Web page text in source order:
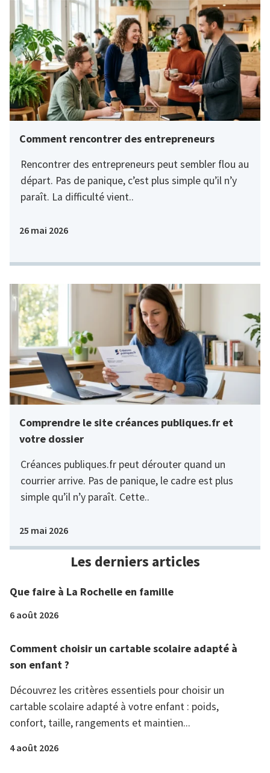
Comment rencontrer des entrepreneurs
Rencontrer des entrepreneurs peut sembler flou au
départ. Pas de panique, c’est plus simple qu’il n’y
paraît. La difficulté vient..
26 mai 2026
Comprendre le site créances publiques.fr et
votre dossier
Créances publiques.fr peut dérouter quand un
courrier arrive. Pas de panique, le cadre est plus
simple qu’il n’y paraît. Cette..
25 mai 2026
Les derniers articles
Que faire à La Rochelle en famille
6 août 2026
Comment choisir un cartable scolaire adapté à
son enfant ?
Découvrez les critères essentiels pour choisir un
cartable scolaire adapté à votre enfant : poids,
confort, taille, rangements et maintien...
4 août 2026